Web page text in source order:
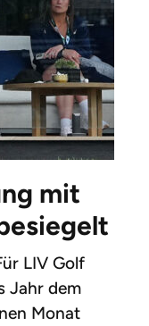
mit
LIV Golf
Jahr dem
Monat